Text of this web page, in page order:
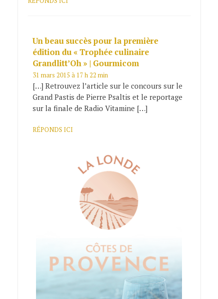
Un beau succès pour la première
édition du « Trophée culinaire
Grandlitt’Oh » | Gourmicom
31 mars 2015 à 17 h 22 min
[…] Retrouvez l’article sur le concours sur le
Grand Pastis de Pierre Psaltis et le reportage
sur la finale de Radio Vitamine […]
RÉPONDS ICI